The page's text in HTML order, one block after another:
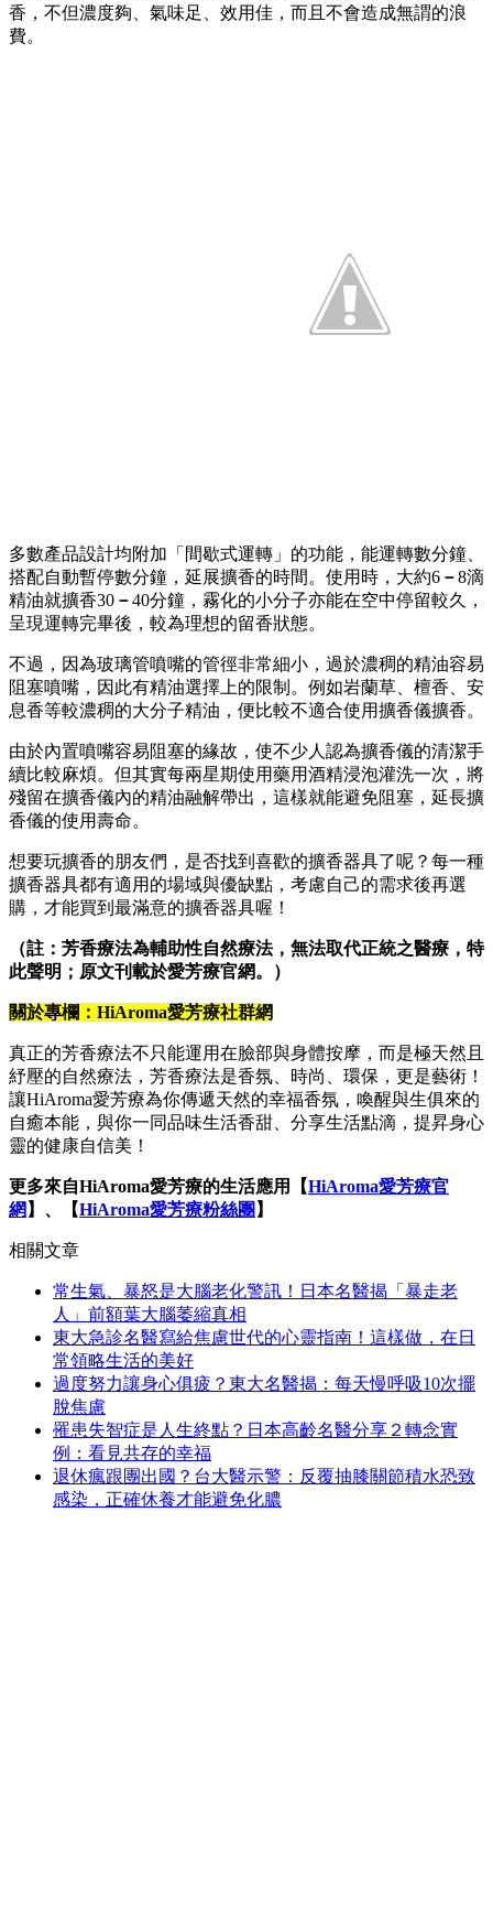
香，不但濃度夠、氣味足、效用佳，而且不會造成無謂的浪
費。
多數產品設計均附加「間歇式運轉」的功能，能運轉數分鐘、
搭配自動暫停數分鐘，延展擴香的時間。使用時，大約6 －8滴
精油就擴香30 －40分鐘，霧化的小分子亦能在空中停留較久，
呈現運轉完畢後，較為理想的留香狀態。
不過，因為玻璃管噴嘴的管徑非常細小，過於濃稠的精油容易
阻塞噴嘴，因此有精油選擇上的限制。例如岩蘭草、檀香、安
息香等較濃稠的大分子精油，便比較不適合使用擴香儀擴香。
由於內置噴嘴容易阻塞的緣故，使不少人認為擴香儀的清潔手
續比較麻煩。但其實每兩星期使用藥用酒精浸泡灌洗一次，將
殘留在擴香儀內的精油融解帶出，這樣就能避免阻塞，延長擴
香儀的使用壽命。
想要玩擴香的朋友們，是否找到喜歡的擴香器具了呢？每一種
擴香器具都有適用的場域與優缺點，考慮自己的需求後再選
購，才能買到最滿意的擴香器具喔！
（註：芳香療法為輔助性自然療法，無法取代正統之醫療，特
此聲明；原文刊載於愛芳療官網。）
關於專欄：HiAroma愛芳療社群網
真正的芳香療法不只能運用在臉部與身體按摩，而是極天然且
紓壓的自然療法，芳香療法是香氛、時尚、環保，更是藝術！
讓HiAroma愛芳療為你傳遞天然的幸福香氛，喚醒與生俱來的
自癒本能，與你一同品味生活香甜、分享生活點滴，提昇身心
靈的健康自信美！
更多來自HiAroma愛芳療的生活應用【HiAroma愛芳療官
網 】、【HiAroma愛芳療粉絲團 】
相關文章
常生氣、暴怒是大腦老化警訊！日本名醫揭「暴走老
人」前額葉大腦萎縮真相
東大急診名醫寫給焦慮世代的心靈指南！這樣做，在日
常領略生活的美好
過度努力讓身心俱疲？東大名醫揭：每天慢呼吸10次擺
脫焦慮
罹患失智症是人生終點？日本高齡名醫分享２轉念實
例：看見共存的幸福
退休瘋跟團出國？台大醫示警：反覆抽膝關節積水恐致
感染，正確休養才能避免化膿